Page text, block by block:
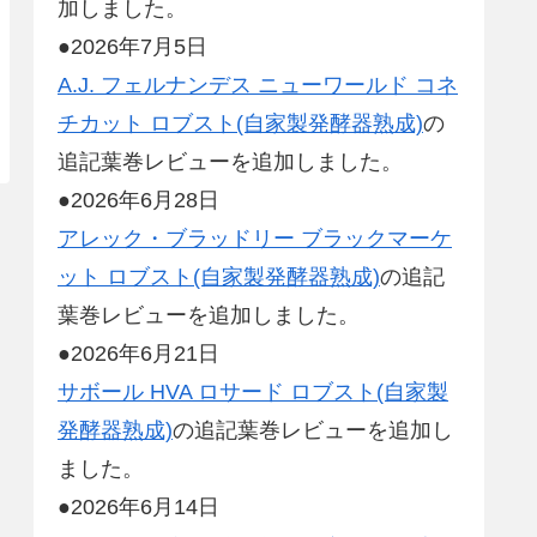
加しました。
●2026年7月5日
A.J. フェルナンデス ニューワールド コネ
チカット ロブスト(自家製発酵器熟成)の
追記葉巻レビューを追加しました。
●2026年6月28日
アレック・ブラッドリー ブラックマーケ
ット ロブスト(自家製発酵器熟成)の追記
葉巻レビューを追加しました。
●2026年6月21日
サボール HVA ロサード ロブスト(自家製
発酵器熟成)の追記葉巻レビューを追加し
ました。
●2026年6月14日